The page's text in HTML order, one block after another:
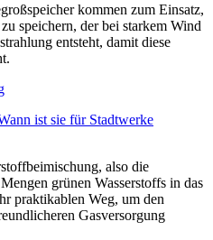
kommen zum Einsatz,
speichern, der bei starkem Wind
entsteht, damit diese
ist sie für Stadtwerke
also die
grünen Wasserstoffs in das
praktikablen Weg, um den
Gasversorgung